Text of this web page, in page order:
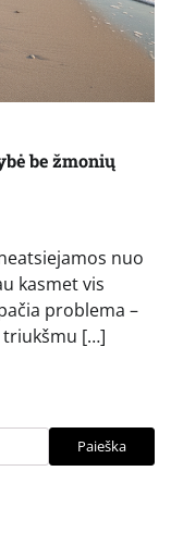
be žmonių
nuo
kasmet vis
problema –
[…]
Paieška